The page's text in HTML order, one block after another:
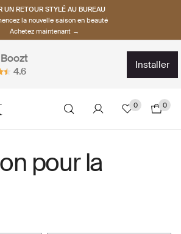
UN RETOUR STYLÉ AU BUREAU
la nouvelle saison en beauté
Achetez maintenant →
4.6
installer
0 0
pour la